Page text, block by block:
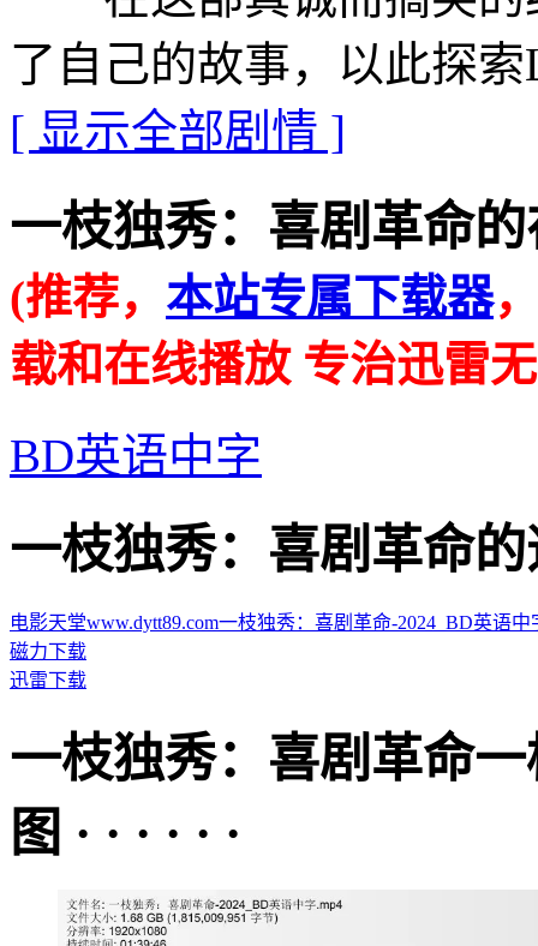
了自己的故事，以此探
[ 显示全部剧情 ]
一枝独秀：喜剧革命的
(推荐， 本站专属下载器
载和在线播放 专治迅雷
BD英语中字
一枝独秀：喜剧革命的
电影天堂www.dytt89.com一枝独秀：喜剧革命-2024_BD英语中
磁力下载
迅雷下载
一枝独秀：喜剧革命
图 · · · · · ·